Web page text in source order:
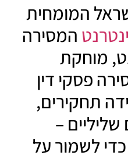
המומחית
המסירה
מוחקת
פסקי דין
תחקירים,
–
לשמור על